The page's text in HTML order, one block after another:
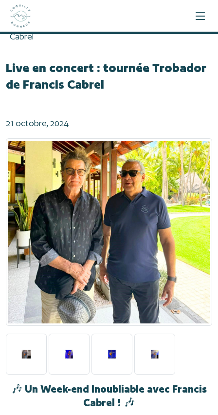
Accueil
Live en concert : tournée Trobador de Francis
Cabrel
Live en concert : tournée Trobador
de Francis Cabrel
21 octobre, 2024
🎶 Un Week-end Inoubliable avec Francis
Cabrel ! 🎶